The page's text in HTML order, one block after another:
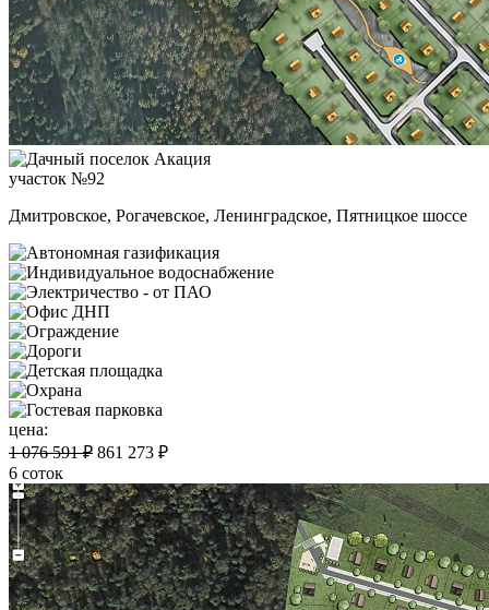
участок №92
Дмитровское, Рогачевское, Ленинградское, Пятницкое шоссе
цена:
1 076 591 ₽ 861 273 ₽
6 соток